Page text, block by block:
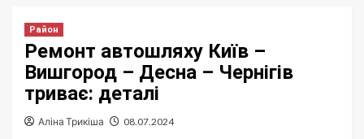
Район
Ремонт автошляху Київ –
Вишгород – Десна – Чернігів
триває: деталі
Аліна Трикіша 08.07.2024